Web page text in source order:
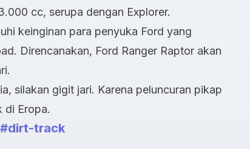
cc, serupa dengan Explorer.
keinginan para penyuka Ford yang
Direncanakan, Ford Ranger Raptor akan
silakan gigit jari. Karena peluncuran pikap
di Eropa.
#dirt-track